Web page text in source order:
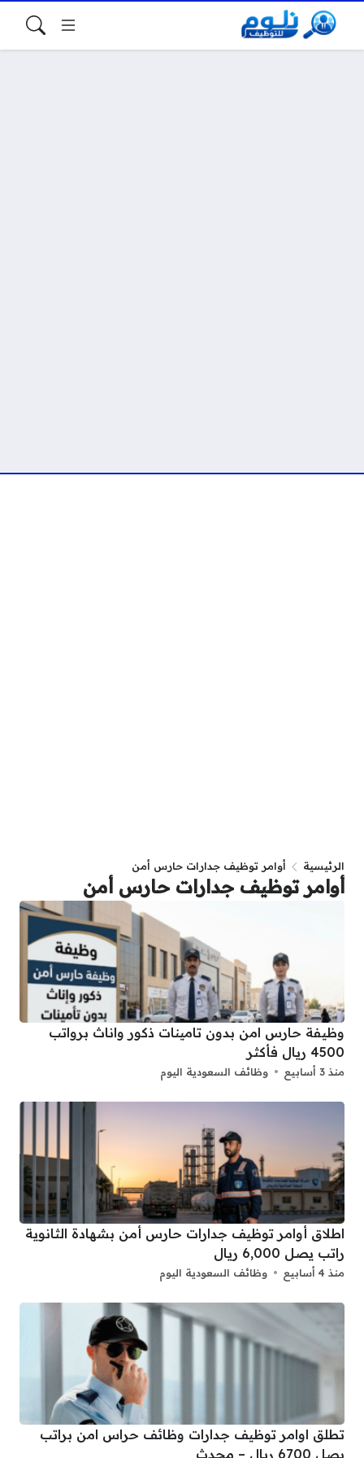
الرئيسية أوامر توظيف جدارات حارس أمن
أوامر توظيف جدارات حارس أمن
وظيفة حارس امن بدون تامينات ذكور واناث برواتب
4500 ريال فأكثر
منذ 3 أسابيع وظائف السعودية اليوم
اطلاق أوامر توظيف جدارات حارس أمن بشهادة الثانوية
راتب يصل 6,000 ريال
منذ 4 أسابيع وظائف السعودية اليوم
تطلق اوامر توظيف جدارات وظائف حراس امن براتب
يصل 6700 ريال – محدث